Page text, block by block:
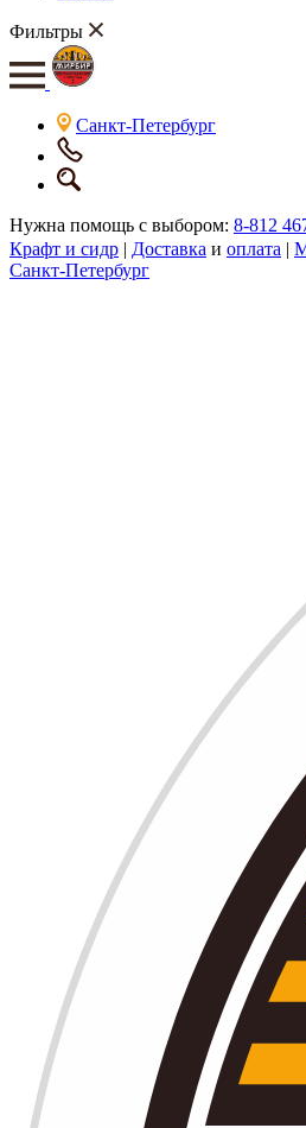
Фильтры
Санкт-Петербург
Нужна помощь с выбором: 8-812
Крафт и сидр | Доставка и оплата |
Санкт-Петербург